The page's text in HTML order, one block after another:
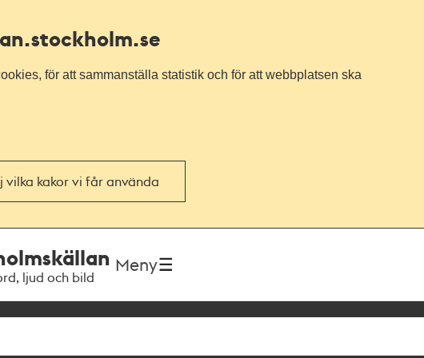
.stockholm.se
för att sammanställa statistik och för att webbplatsen ska
vilka kakor vi får använda
ljud och bild
Meny